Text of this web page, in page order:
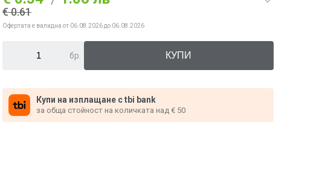
€ 0.61
Офертата е валидна от 06.08.2026 до 06.08.2026
бр.
Купи на изплащане с tbi bank
за обща стойност на количката над € 50